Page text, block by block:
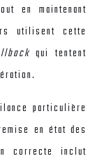
en maintenant
utilisent cette
qui tentent
particulière
en état des
correcte inclut